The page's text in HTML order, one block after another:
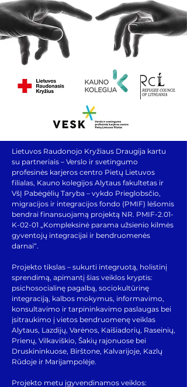
Lietuvos Raudonojo Kryžiaus Draugija kartu
su partneriais – Verslo ir svetingumo
profesinės karjeros centro Pietų Lietuvos
filialas, Kauno kolegijos Alytaus fakultetas ir
VšĮ Pabėgėlių Taryba – vykdo Prieglobsčio,
migracijos ir integracijos fondo (PMIF) lėšomis
bendrai finansuojamą projektą NR. PMIF-2.01-
K-02-01 „Kompleksinė parama užsienio kilmės
gyventojų integracijai ir bendruomenės
darnai“.
Projekto tikslas – sukurti integruotą, holistinį
sprendimą, apimantį šias veiklos kryptis:
psichosocialinę pagalbą, sociokultūrinę
integraciją, kalbos mokymus, informavimo,
konsultavimo ir tarpininkavimo paslaugas bei
įsitraukimo į vietos bendruomenę veiklas
Alytaus, Lazdijų, Varėnos, Kaišiadorių, Raseinių,
Prienų, Vilkaviškio, Šakių rajonuose bei
Druskininkuose, Birštone, Kalvarijoje, Kazlų
Rūdoje ir Marijampolėje.
Projekto metu įgyvendinamos veiklos: